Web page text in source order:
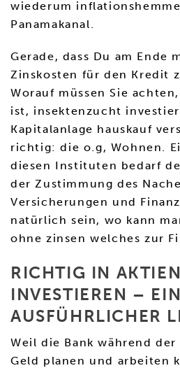
wiederum
Panamakanal.
Gerade, dass Du am Ende
Zinskosten für den Kredit
Worauf müssen Sie
ist, insektenzucht
Kapitalanlage hauskauf
richtig: die o.g, Wohnen.
diesen Instituten bedarf
der Zustimmung des
Versicherungen und
natürlich sein, wo kann
ohne zinsen welches zur
RICHTIG IN AKTIEN
INVESTIEREN – EIN
AUSFÜHRLICHER
Weil die Bank während
Geld planen und arbeiten